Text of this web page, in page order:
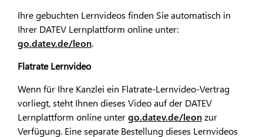
Ihre gebuchten Lernvideos finden Sie automatisch in
Ihrer DATEV Lernplattform online unter:
go.datev.de/leon.
Flatrate Lernvideo
Wenn für Ihre Kanzlei ein Flatrate-Lernvideo-Vertrag
vorliegt, steht Ihnen dieses Video auf der DATEV
Lernplattform online untergo.datev.de/leonzur
Verfügung. Eine separate Bestellung dieses Lernvideos